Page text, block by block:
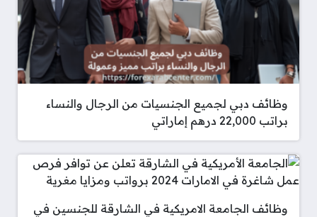
وظائف دبي لجميع الجنسيات من الرجال والنساء
براتب 22,000 درهم إماراتي
وظائف الجامعة الامريكية في الشارقة للجنسين في